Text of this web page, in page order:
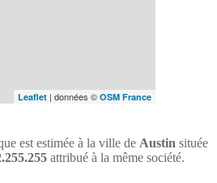
Leaflet | données © OSM France
est estimée à la ville de Austin située
attribué à la même société.